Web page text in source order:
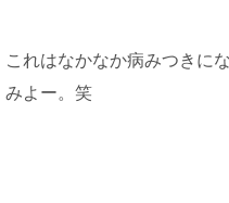
これはなかなか病みつきに
みよー。笑